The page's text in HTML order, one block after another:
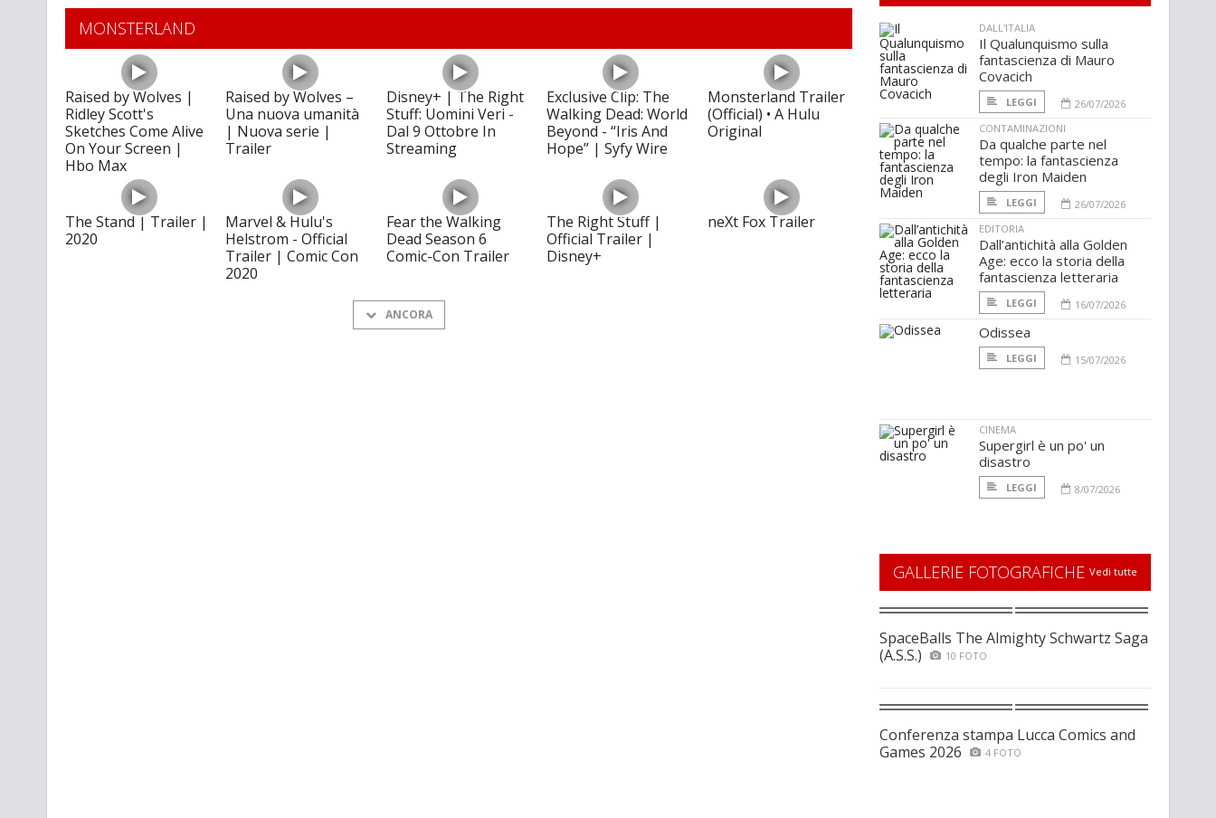
MONSTERLAND
Raised by Wolves |
Ridley Scott's
Sketches Come Alive
On Your Screen |
Hbo Max
Raised by Wolves –
Una nuova umanità
| Nuova serie |
Trailer
Disney+ | The Right
Stuff: Uomini Veri -
Dal 9 Ottobre In
Streaming
Exclusive Clip: The
Walking Dead: World
Beyond - “Iris And
Hope” | Syfy Wire
Monsterland Trailer
(Official) • A Hulu
Original
The Stand | Trailer |
2020
Marvel & Hulu's
Helstrom - Official
Trailer | Comic Con
2020
Fear the Walking
Dead Season 6
Comic-Con Trailer
The Right Stuff |
Official Trailer |
Disney+
neXt Fox Trailer
ANCORA
DALL'ITALIA
Il Qualunquismo sulla
fantascienza di Mauro
Covacich
LEGGI
26/07/2026
CONTAMINAZIONI
Da qualche parte nel
tempo: la fantascienza
degli Iron Maiden
LEGGI
26/07/2026
EDITORIA
Dall’antichità alla Golden
Age: ecco la storia della
fantascienza letteraria
LEGGI 16/07/2026
Odissea
LEGGI 15/07/2026
CINEMA
Supergirl è un po' un
disastro
LEGGI 8/07/2026
GALLERIE FOTOGRAFICHE Vedi tutte
SpaceBalls The Almighty Schwartz Saga
(A.S.S.)
10 FOTO
Conferenza stampa Lucca Comics and
Games 2026
4 FOTO